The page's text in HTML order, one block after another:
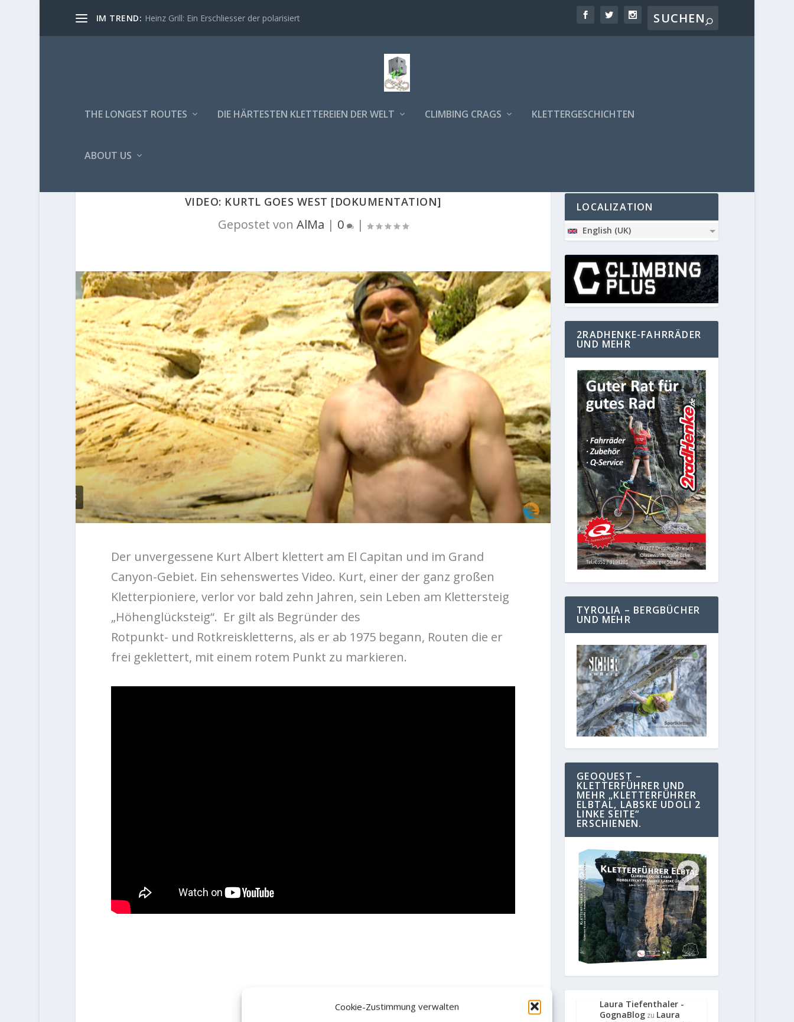
Cookie-Zustimmung verwalten
IM TREND: Heinz Grill: Ein Erschliesser der polarisiert
THE LONGEST ROUTES DIE HÄRTESTEN KLETTEREIEN DER WELT CLIMBING CRAGS KLETTERGESCHICHTEN
ABOUT US
VIDEO: KURTL GOES WEST [DOKUMENTATION]
Gepostet von AlMa | 0 |
Der unvergessene Kurt Albert klettert am El Capitan und im Grand
Canyon-Gebiet. Ein sehenswertes Video. Kurt, einer der ganz großen
Kletterpioniere, verlor vor bald zehn Jahren, sein Leben am Klettersteig
„Höhenglücksteig“. Er gilt als Begründer des
Rotpunkt- und Rotkreiskletterns, als er ab 1975 begann, Routen die er
frei geklettert, mit einem rotem Punkt zu markieren.
LOCALIZATION
English (UK)
2RADHENKE-FAHRRÄDER
UND MEHR
TYROLIA – BERGBÜCHER
UND MEHR
GEOQUEST –
KLETTERFÜHRER UND
MEHR „KLETTERFÜHRER
ELBTAL, LABSKE UDOLI 2
LINKE SEITE“
ERSCHIENEN.
Laura Tiefenthaler -
GognaBlog zu Laura